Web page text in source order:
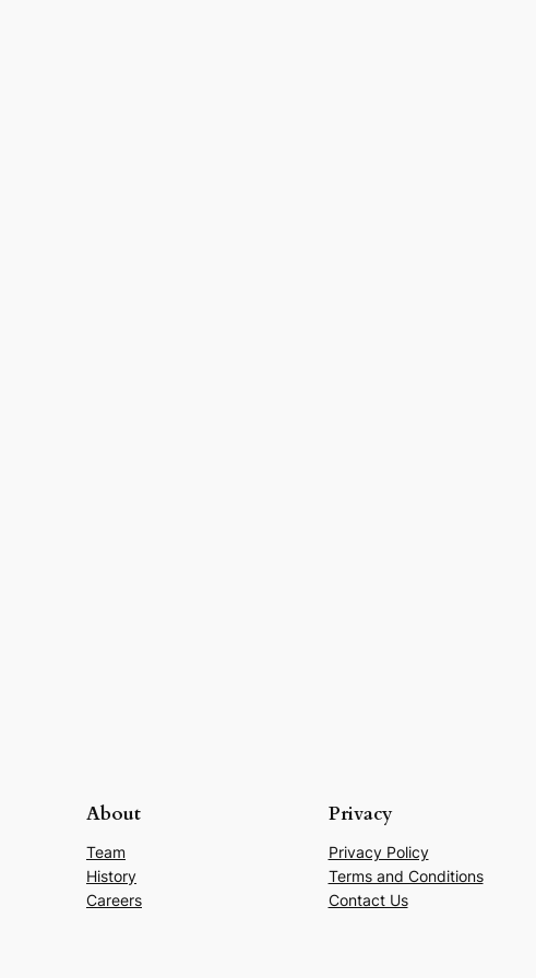
About
Team
History
Careers
Privacy
Privacy Policy
Terms and Conditions
Contact Us